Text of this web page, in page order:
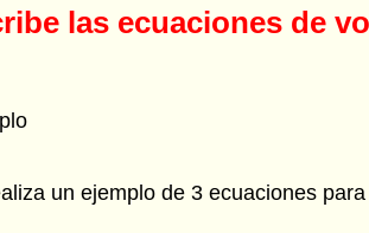
las ecuaciones de
un ejemplo de 3 ecuaciones